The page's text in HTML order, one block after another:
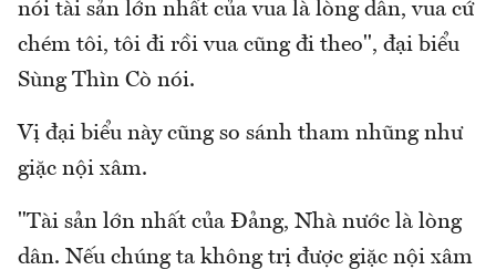
nói tài sản lớn nhất của vua là lòng dân, vua cứ
chém tôi, tôi đi rồi vua cũng đi theo", đại biểu
Sùng Thìn Cò nói.
Vị đại biểu này cũng so sánh tham nhũng như
giặc nội xâm.
"Tài sản lớn nhất của Đảng, Nhà nước là lòng
dân. Nếu chúng ta không trị được giặc nội xâm